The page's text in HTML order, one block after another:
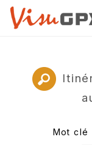
Mot clé